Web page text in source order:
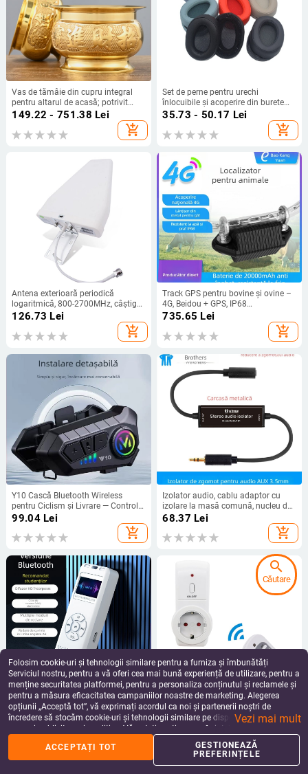
Vas de tămâie din cupru integral
pentru altarul de acasă; potrivit
pentru Buddha, Guanyin și zeitățile
149.22 - 751.38 Lei
add_shopping_cart
Set de perne pentru urechi
înlocuibile și acoperire din burete
pentru căști Sony MDR-100ABN
35.73 - 50.17 Lei
add_shopping_cart
Antena exterioară periodică
logaritmică, 800-2700MHz, câștig
8/9 dBi, impedanță 50 Ω, SWR ≤ 1,5
126.73 Lei
add_shopping_cart
Track GPS pentru bovine și ovine –
4G, Beidou + GPS, IP68
impermeabil, alarmă de incintă,
735.65 Lei
add_shopping_cart
Y10 Cască Bluetooth Wireless
pentru Ciclism și Livrare — Control
Vocal Inteligent, Durată Mare de
Viață a Bateriei, Microfon Ușor,
IPX6, Bluetooth 5.3, Sunet Stereo cu
99.04Lei
add_shopping_cart
Izolator audio, cablu adaptor cu
izolare la masă comună, nucleu de
cupru, model M3.5
68.37 Lei
add_shopping_cart
Player MP3/MP4 portabil cu ecran,
înregistrator Bluetooth, radio FM,
audiobook-uri, USB flash drive cu
Bluetooth
68.79 - 150.99Lei
add_shopping_cart
Priză inteligentă de perete cu
întrerupător la distanță, priză cu
standard UE, montaj prin perete
pentru bucătărie, pentru
echipamente electrice, temperatură
de funcționare -20 °C până la 50 °C
39.83 - 243.98Lei
add_shopping_cart
Folosim cookie-uri și tehnologii similare pentru a furniza și îmbunătăți
Serviciul nostru, pentru a vă oferi cea mai bună experiență de utilizare, pentru a
menține securitatea platformei, pentru a personaliza conținutul și reclamele și
pentru a măsura eficacitatea campaniilor noastre de marketing. Alegerea
opțiunii „Acceptă tot”, vă exprimați acordul ca noi și partenerii noștri de
încredere să stocăm cookie-uri și tehnologii similare pe dispozitivul dvs. în
scopuri publicitare și analitice. Vă puteți gestiona preferințele în orice moment
făcând clic pe „Gestionează preferințele”. Pentru mai multe informații, vă
rugăm să consultațiPolitica noastră de confidențialitate.
Vezi mai mult
ACCEPTAȚI TOT
GESTIONEAZĂ
PREFERINȚELE
search
Căutare